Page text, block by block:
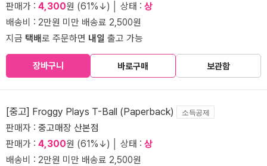
판매가 : 4,300원 (61%↓) │ 상태 : 상
배송비 : 2만원 미만 배송료 2,500원
지금 택배로 주문하면 내일 출고 가능
장바구니 바로구매 보관함
[중고] Froggy Plays T-Ball (Paperback) 소득공제
판매자 : 중고매장 산본점
판매가 : 4,300원 (61%↓) │ 상태 : 상
배송비 : 2만원 미만 배송료 2,500원